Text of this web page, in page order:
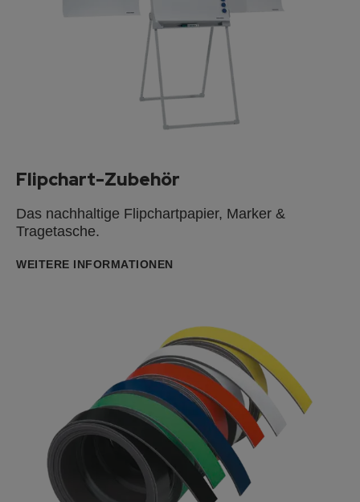
Flipchart-Zubehör
Das nachhaltige Flipchartpapier, Marker &
Tragetasche.
WEITERE INFORMATIONEN